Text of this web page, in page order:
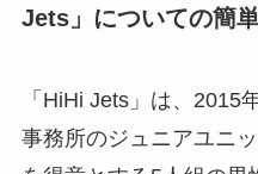
Jets」についての簡
「HiHi Jets」は、2015
事務所のジュニアユニ